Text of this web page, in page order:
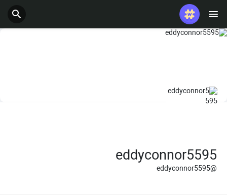
eddyconnor5595
@eddyconnor5595